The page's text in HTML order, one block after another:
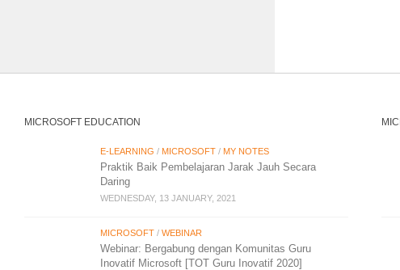
MICROSOFT EDUCATION
E-LEARNING / MICROSOFT / MY NOTES
Praktik Baik Pembelajaran Jarak Jauh Secara
Daring
WEDNESDAY, 13 JANUARY, 2021
MICROSOFT / WEBINAR
Webinar: Bergabung dengan Komunitas Guru
Inovatif Microsoft [TOT Guru Inovatif 2020]